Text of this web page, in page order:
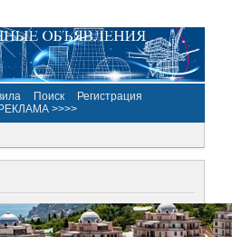
Поиск
Регистрация
РЕКЛАМА >>>>